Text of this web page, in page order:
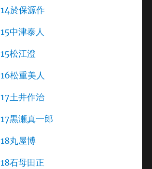
14於保源作
15中津泰人
15松江澄
16松重美人
17土井作治
17黒瀬真一郎
18丸屋博
18石母田正